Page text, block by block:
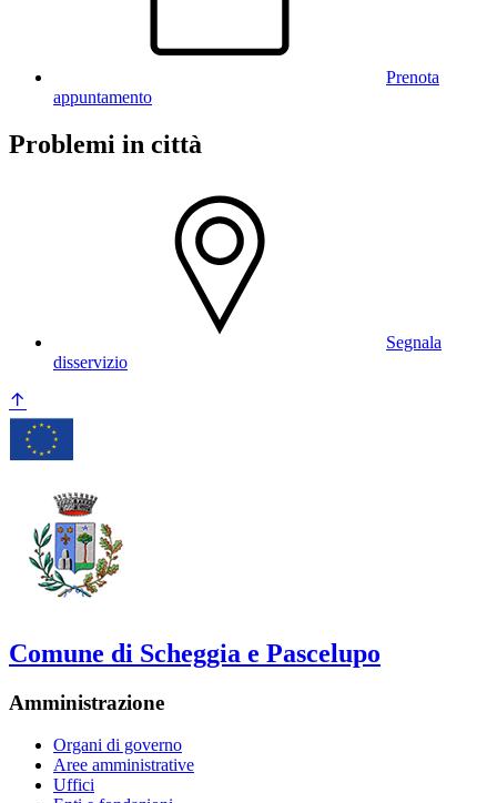
Prenota
appuntamento
Problemi in città
Segnala
disservizio
Comune di Scheggia e Pascelupo
Amministrazione
Organi di governo
Aree amministrative
Uffici